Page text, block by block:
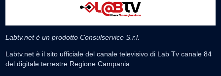
Labtv.net è un prodotto Consulservice S.r.l.
Labtv.net è il sito ufficiale del canale televisivo di Lab Tv canale 84
del digitale terrestre Regione Campania